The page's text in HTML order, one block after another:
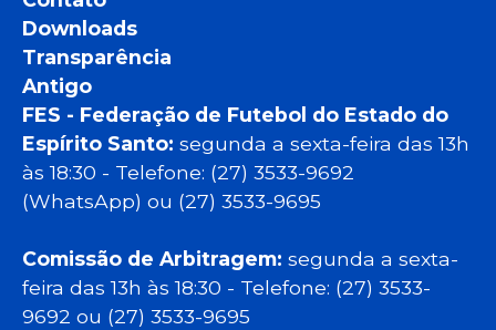
Downloads
Transparência
Antigo
FES - Federação de Futebol do Estado do
Espírito Santo: segunda a sexta-feira das 13h
às 18:30 - Telefone: (27) 3533-9692
(WhatsApp) ou (27) 3533-9695
Comissão de Arbitragem: segunda a sexta-
feira das 13h às 18:30 - Telefone: (27) 3533-
9692 ou (27) 3533-9695